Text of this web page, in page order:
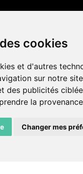
cookies
et d'autres
sur notre
des publicités
la
Changer mes